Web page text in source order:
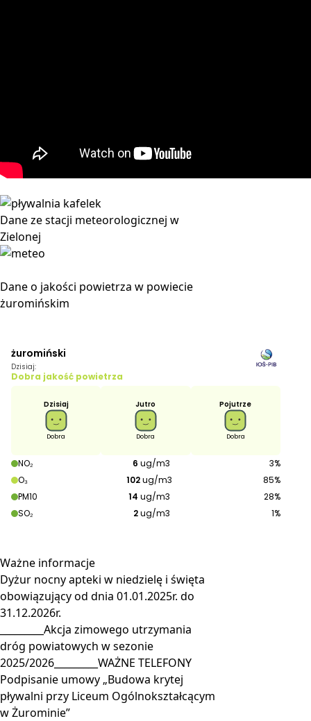
Dane ze stacji meteorologicznej w
Zielonej
Dane o jakości powietrza w powiecie
żuromińskim
Ważne informacje
Dyżur nocny apteki w niedzielę i święta
obowiązujący od dnia 01.01.2025r. do
31.12.2026r.
_________Akcja zimowego utrzymania
dróg powiatowych w sezonie
2025/2026_________WAŻNE TELEFONY
Podpisanie umowy „Budowa krytej
pływalni przy Liceum Ogólnokształcącym
w Żurominie”